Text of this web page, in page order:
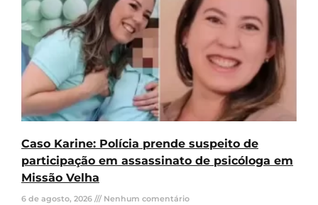
Caso Karine: Polícia prende suspeito de
participação em assassinato de psicóloga em
Missão Velha
6 de agosto, 2026
Nenhum comentário